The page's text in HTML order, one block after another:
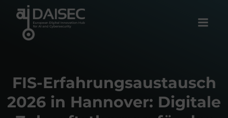
FIS-Erfahrungsaustausch
2026 in Hannover: Digitale